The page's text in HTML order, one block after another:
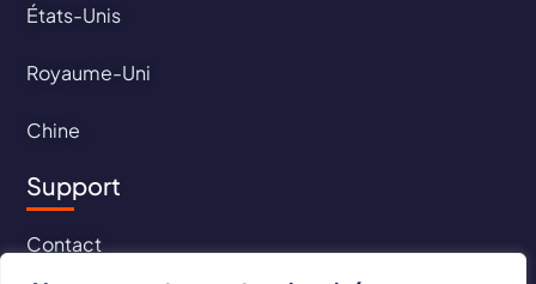
États-Unis
Royaume-Uni
Chine
Support
Contact